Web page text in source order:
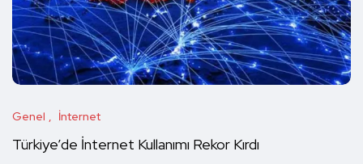
Genel İnternet
Türkiye’de İnternet Kullanımı Rekor Kırdı